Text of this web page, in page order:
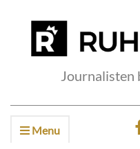
Journalisten
Menu